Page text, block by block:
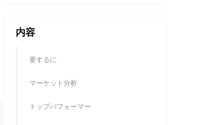
内容
要するに
マーケット分析
トップパフォーマー